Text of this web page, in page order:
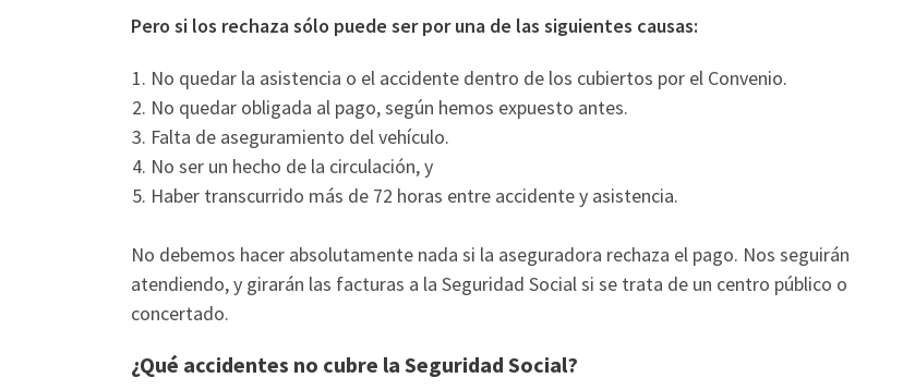
Pero si los rechaza sólo puede ser por una de las siguientes causas:
No quedar la asistencia o el accidente dentro de los cubiertos por el Convenio.
No quedar obligada al pago, según hemos expuesto antes.
Falta de aseguramiento del vehículo.
No ser un hecho de la circulación, y
Haber transcurrido más de 72 horas entre accidente y asistencia.
No debemos hacer absolutamente nada si la aseguradora rechaza el pago. Nos seguirán
atendiendo, y girarán las facturas a la Seguridad Social si se trata de un centro público o
concertado.
¿Qué accidentes no cubre la Seguridad Social?